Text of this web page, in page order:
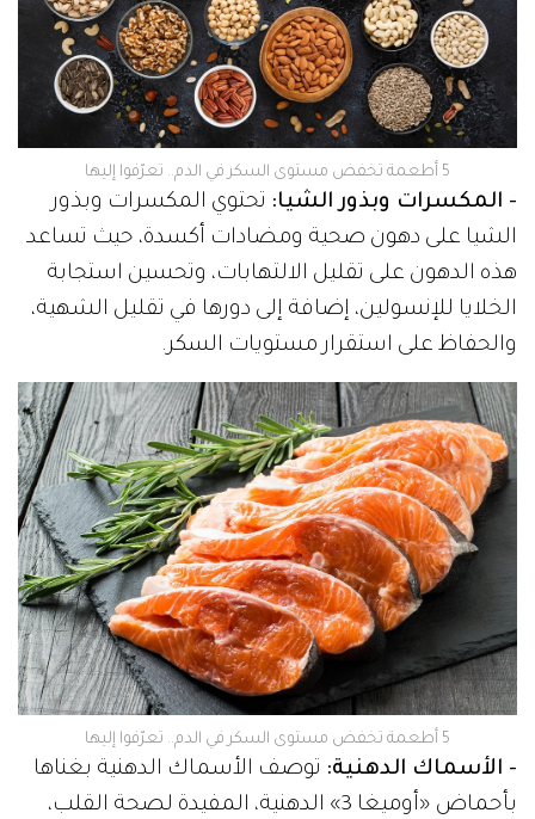
5 أطعمة تخفض مستوى السكر في الدم.. تعرّفوا إليها
- المكسرات وبذور الشيا: تحتوي المكسرات وبذور
الشيا على دهون صحية ومضادات أكسدة، حيث تساعد
هذه الدهون على تقليل الالتهابات، وتحسين استجابة
الخلايا للإنسولين، إضافة إلى دورها في تقليل الشهية،
والحفاظ على استقرار مستويات السكر.
5 أطعمة تخفض مستوى السكر في الدم.. تعرّفوا إليها
- الأسماك الدهنية: توصف الأسماك الدهنية بغناها
بأحماض «أوميغا 3» الدهنية، المفيدة لصحة القلب،